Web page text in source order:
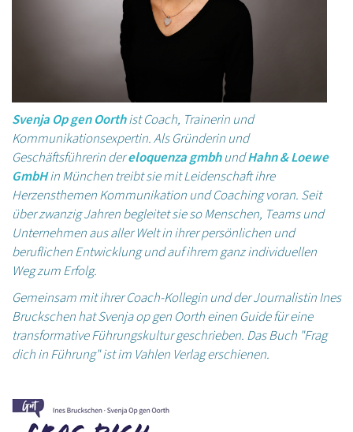
Svenja Op gen Oorthist Coach, Trainerin und
Kommunikationsexpertin. Als Gründerin und
Geschäftsführerin dereloquenza gmbhundHahn & Loewe
GmbHin München treibt sie mit Leidenschaft ihre
Herzensthemen Kommunikation und Coaching voran. Seit
über zwanzig Jahren begleitet sie so Menschen, Teams und
Unternehmen aus aller Welt in ihrer persönlichen und
beruflichen Entwicklung und auf ihrem ganz individuellen
Weg zum Erfolg.
Gemeinsam mit ihrer Coach-Kollegin und der Journalistin Ines
Bruckschen hat Svenja op gen Oorth einen Guide für eine
transformative Führungskultur geschrieben. Das Buch "Frag
dich in Führung" ist im Vahlen Verlag erschienen.